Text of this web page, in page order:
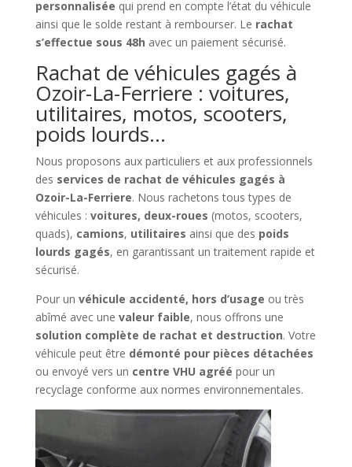
personnalisée qui prend en compte l’état du véhicule
ainsi que le solde restant à rembourser. Le rachat
s’effectue sous 48h avec un paiement sécurisé.
Rachat de véhicules gagés à
Ozoir-La-Ferriere : voitures,
utilitaires, motos, scooters,
poids lourds…
Nous proposons aux particuliers et aux professionnels
des services de rachat de véhicules gagés à
Ozoir-La-Ferriere. Nous rachetons tous types de
véhicules : voitures, deux-roues (motos, scooters,
quads), camions, utilitaires ainsi que des poids
lourds gagés, en garantissant un traitement rapide et
sécurisé.
Pour un véhicule accidenté, hors d’usage ou très
abîmé avec une valeur faible, nous offrons une
solution complète de rachat et destruction. Votre
véhicule peut être démonté pour pièces détachées
ou envoyé vers un centre VHU agréé pour un
recyclage conforme aux normes environnementales.